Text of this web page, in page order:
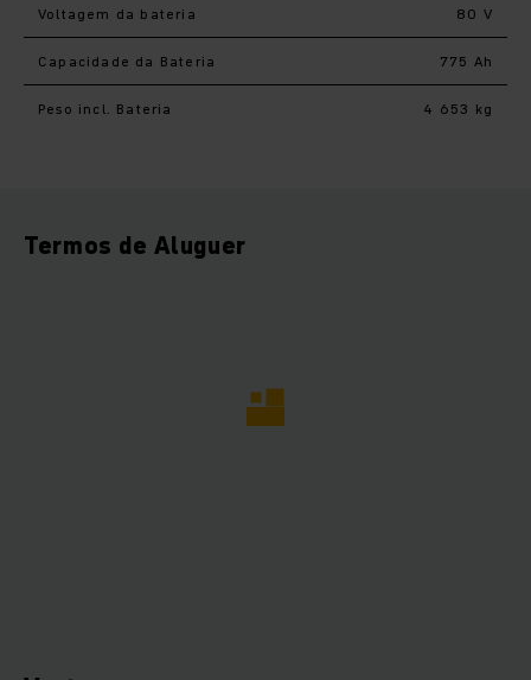
Voltagem da bateria 80 V
Capacidade da Bateria 775 Ah
Peso incl. Bateria 4 653 kg
Termos de Aluguer